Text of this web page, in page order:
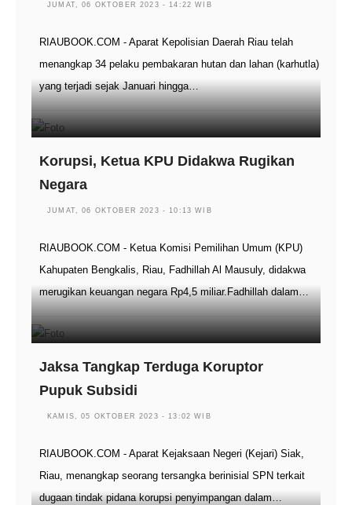
JUMAT, 06 OKTOBER 2023 - 14:22 WIB
RIAUBOOK.COM - Aparat Kepolisian Daerah Riau telah
menangkap 34 pelaku pembakaran hutan dan lahan (karhutla)
yang terjadi sejak Januari hingga…
Korupsi, Ketua KPU Didakwa Rugikan
Negara
JUMAT, 06 OKTOBER 2023 - 10:13 WIB
RIAUBOOK.COM - Ketua Komisi Pemilihan Umum (KPU)
Kahupaten Bengkalis, Riau, Fadhillah Al Mausuly, didakwa
merugikan keuangan negara Rp4,5 miliar.Fadhillah dalam…
Jaksa Tangkap Terduga Koruptor
Pupuk Subsidi
KAMIS, 05 OKTOBER 2023 - 13:02 WIB
RIAUBOOK.COM - Aparat Kejaksaan Negeri (Kejari) Siak,
Riau, menangkap seorang tersangka berinisial SPN terkait
dugaan tindak pidana korupsi penyimpangan dalam…